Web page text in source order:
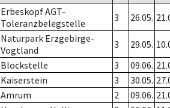
Erbeskopf AGT-
Toleranzbelegstelle
3 26.05.
Naturpark Erzgebirge-
Vogtland
3 29.05.
Blockstelle 3 09.06.
Kaiserstein 3 30.05.
Amrum 2 09.06.